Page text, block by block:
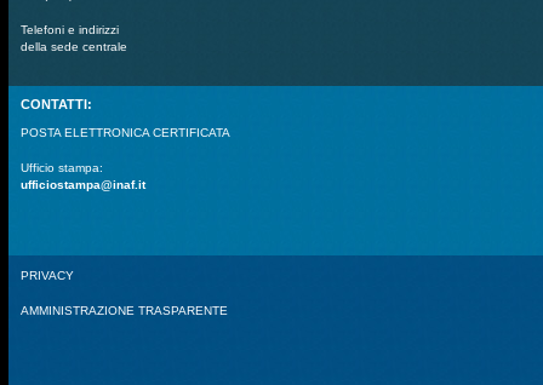
Telefoni e indirizzi
della sede centrale
CONTATTI:
POSTA ELETTRONICA CERTIFICATA
Ufficio stampa:
ufficiostampa@inaf.it
PRIVACY
AMMINISTRAZIONE TRASPARENTE